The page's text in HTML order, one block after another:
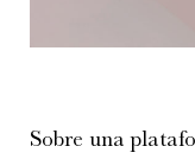
Sobre una